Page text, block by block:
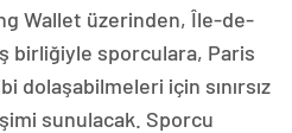
Wallet üzerinden, Île-de-
birliğiyle sporculara, Paris
dolaşabilmeleri için sınırsız
sunulacak. Sporcu